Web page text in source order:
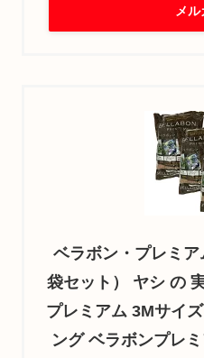
メル
ベラボン・プレミ
袋セット） ヤシ の
プレミアム 3Mサイ
ング ベラボンプレ